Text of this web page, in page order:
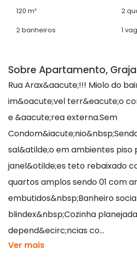
120 m² 2
2 banheiros 1
Sobre Apartamento,
Rua Arax&aacute;!!! Miolo do
im&oacute;vel terr&eacute;o
e &aacute;rea externa.Sem
sal&atilde;o em ambientes
janel&otilde;es teto rebaixado
quartos amplos sendo 01 com
embutidos&nbsp;Banheiro
blindex&nbsp;Cozinha
depend&ecirc;ncias co...
Ver mais